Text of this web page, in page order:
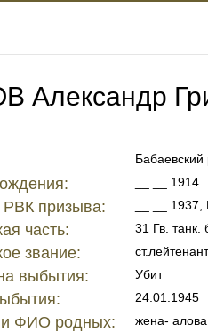
Александр
Бабаевский
__.__.1914
РВК призыва:
часть: 31 Гв. танк.
звание: ст.лейтенант
выбытия: Убит
24.01.1945
ФИО родных: жена-